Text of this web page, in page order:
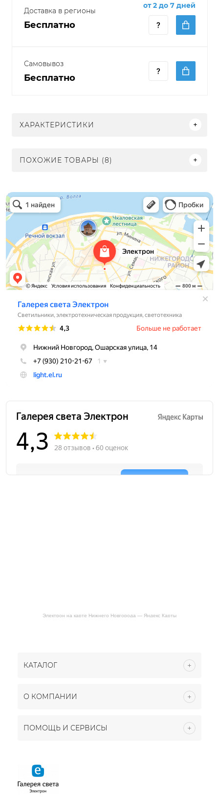
Доставка в регионы
Бесплатно
от 2 до 7 дней
Самовывоз
Бесплатно
ХАРАКТЕРИСТИКИ
ПОХОЖИЕ ТОВАРЫ (8)
Электрон
Светильники в Нижнем Новгороде
Электротехническая продукция в Нижнем Новгороде
Электрон на карте Нижнего Новгорода — Яндекс Карты
КАТАЛОГ
О КОМПАНИИ
ПОМОЩЬ И СЕРВИСЫ